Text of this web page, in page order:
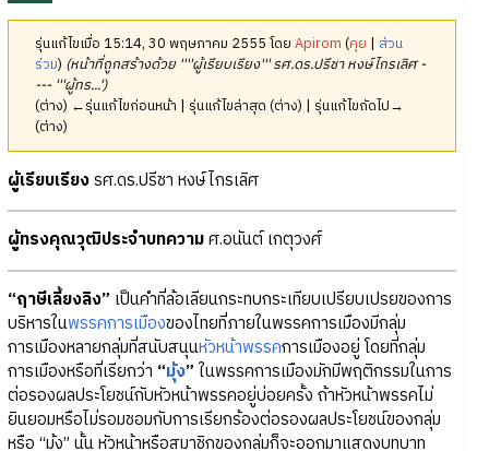
รุ่นแก้ไขเมื่อ 15:14, 30 พฤษภาคม 2555 โดยApirom (คุย | ส่วน
ร่วม) (หน้าที่ถูกสร้างด้วย ''''ผู้เรียบเรียง''' รศ.ดร.ปรีชา หงษ์ไกรเลิศ -
--- '''ผู้ทร...')
(ต่าง) ←รุ่นแก้ไขก่อนหน้า | รุ่นแก้ไขล่าสุด (ต่าง) | รุ่นแก้ไขถัดไป→
(ต่าง)
ผู้เรียบเรียงรศ.ดร.ปรีชา หงษ์ไกรเลิศ
ผู้ทรงคุณวุฒิประจำบทความศ.อนันต์ เกตุวงศ์
“ฤาษีเลี้ยงลิง” เป็นคำที่ล้อเลียนกระทบกระเทียบเปรียบเปรยของการ
บริหารในพรรคการเมืองของไทยที่ภายในพรรคการเมืองมีกลุ่ม
การเมืองหลายกลุ่มที่สนับสนุนหัวหน้าพรรคการเมืองอยู่ โดยที่กลุ่ม
การเมืองหรือที่เรียกว่า “มุ้ง” ในพรรคการเมืองมักมีพฤติกรรมในการ
ต่อรองผลประโยชน์กับหัวหน้าพรรคอยู่บ่อยครั้ง ถ้าหัวหน้าพรรคไม่
ยินยอมหรือไม่รอมชอมกับการเรียกร้องต่อรองผลประโยชน์ของกลุ่ม
หรือ “มุ้ง” นั้น หัวหน้าหรือสมาชิกของกลุ่มก็จะออกมาแสดงบทบาท